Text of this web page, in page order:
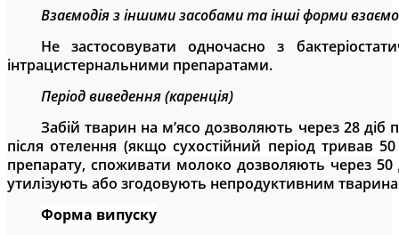
Взаємодія з іншими засобами та інші форми
Не застосовувати одночасно з
інтрацистернальними препаратами.
Період виведення (каренція)
Забій тварин на м’ясо дозволяють через 28
після отелення (якщо сухостійний період тривав 50
препарату, споживати молоко дозволяють через 50
утилізують або згодовують непродуктивним
Форма випуску